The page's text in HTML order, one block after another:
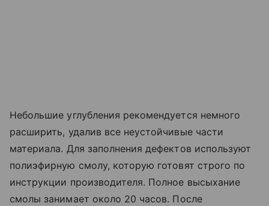
Небольшие углубления рекомендуется немного
расширить, удалив все неустойчивые части
материала. Для заполнения дефектов используют
полиэфирную смолу, которую готовят строго по
инструкции производителя. Полное высыхание
смолы занимает около 20 часов. После